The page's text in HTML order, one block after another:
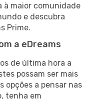
à maior comunidade
e descubra
Prime.
a eDreams
de última hora a
possam ser mais
opções a pensar nas
tenha em